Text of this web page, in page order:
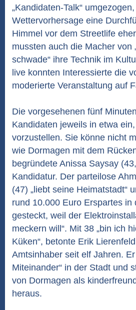
„Kandidaten-Talk“
Wettervorhersage eine
Himmel vor dem Streetlife
mussten auch die Macher von
schwade“ ihre Technik im
live konnten Interessierte die
moderierte Veranstaltung auf
Die vorgesehenen fünf
Kandidaten jeweils in etwa
vorzustellen. Sie könne nicht
wie Dormagen mit dem
begründete Anissa Saysay
Kandidatur. Der parteilose
(47) „liebt seine Heimatstadt“
rund 10.000 Euro Erspartes in
gesteckt, weil der
meckern will“. Mit 38 „bin ich
Küken“, betonte Erik
Amtsinhaber seit elf Jahren.
Miteinander“ in der Stadt und
von Dormagen als
heraus.